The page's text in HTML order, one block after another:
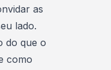
as
lado.
do que o
como